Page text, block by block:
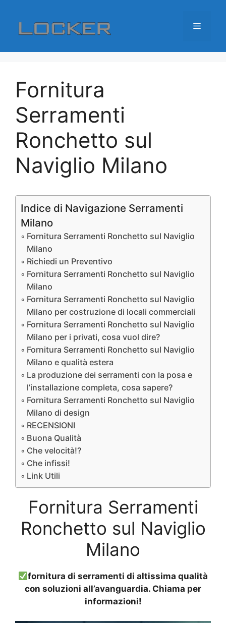
contenuto
Menu
Fornitura
Serramenti
Ronchetto sul
Naviglio Milano
Indice di Navigazione Serramenti
Milano
Fornitura Serramenti Ronchetto sul Naviglio
Milano
Richiedi un Preventivo
Fornitura Serramenti Ronchetto sul Naviglio
Milano
Fornitura Serramenti Ronchetto sul Naviglio
Milano per costruzione di locali commerciali
Fornitura Serramenti Ronchetto sul Naviglio
Milano per i privati, cosa vuol dire?
Fornitura Serramenti Ronchetto sul Naviglio
Milano e qualità estera
La produzione dei serramenti con la posa e
l’installazione completa, cosa sapere?
Fornitura Serramenti Ronchetto sul Naviglio
Milano di design
RECENSIONI
Buona Qualità
Che velocità!?
Che infissi!
Link Utili
Fornitura Serramenti
Ronchetto sul Naviglio
Milano
fornitura di serramenti di altissima qualità
con soluzioni all’avanguardia. Chiama per
informazioni!